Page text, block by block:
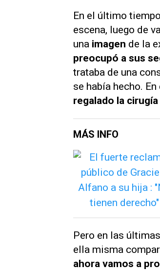
En el último
escena, luego de
una imagen de la
preocupó a sus
trataba de una
se había hecho.
regalado la
MÁS INFO
Pero en las
ella misma
ahora vamos a